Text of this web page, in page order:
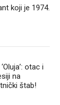
koji je 1974.
otac i
na
štab!